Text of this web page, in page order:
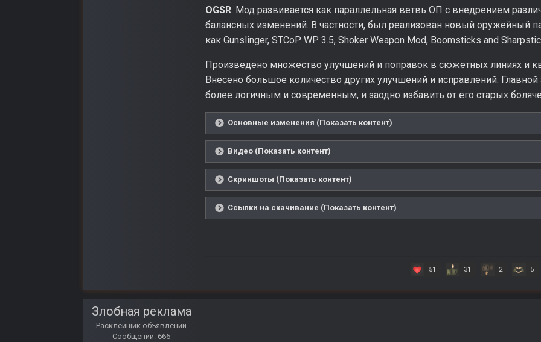
OGSR. Мод развивается как параллельная ветвь ОП с внедрением
балансных изменений. В частности, был реализован новый оружейный
как Gunslinger, STCoP WP 3.5, Shoker Weapon Mod, Boomsticks and
Произведено множество улучшений и поправок в сюжетных линиях и
Внесено большое количество других улучшений и исправлений.
более логичным и современным, и заодно избавить от его старых
Основные изменения (Показать контент)
Видео (Показать контент)
Скриншоты (Показать контент)
Ссылки на скачивание (Показать контент)
51 31 2 5
Злобная реклама
Расклейщик объявлений
Сообщений: 666